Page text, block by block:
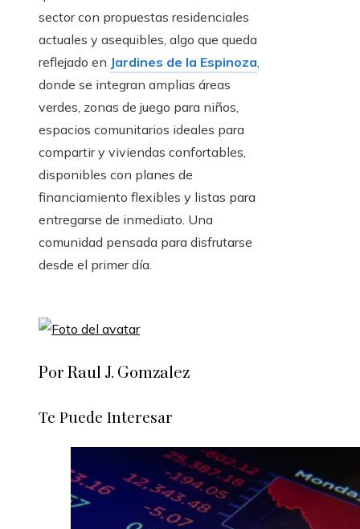
sector con propuestas residenciales
actuales y asequibles, algo que queda
reflejado en Jardines de la Espinoza,
donde se integran amplias áreas
verdes, zonas de juego para niños,
espacios comunitarios ideales para
compartir y viviendas confortables,
disponibles con planes de
financiamiento flexibles y listas para
entregarse de inmediato. Una
comunidad pensada para disfrutarse
desde el primer día.
Por Raul J. Gomzalez
Te Puede Interesar